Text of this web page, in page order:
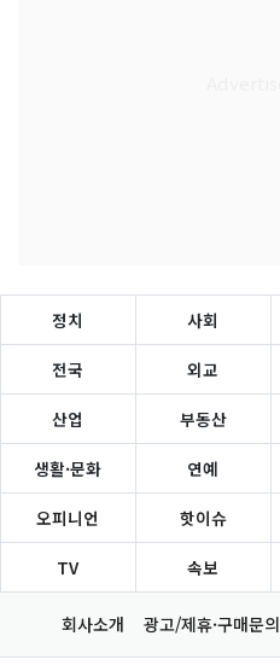
정치 사회
전국 외교
산업 부동산
생활·문화 연예
오피니언 핫이슈
TV 속보
회사소개 광고/제휴·구매문의